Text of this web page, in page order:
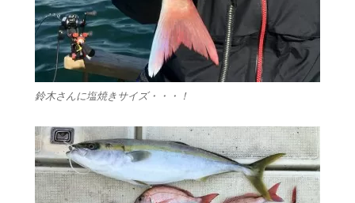
鈴木さんに塩焼きサイズ・・・！